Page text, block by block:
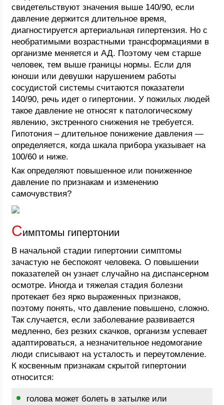
свидетельствуют значения выше 140/90, если
давление держится длительное время,
диагностируется артериальная гипертензия. Но с
необратимыми возрастными трансформациями в
организме меняется и АД. Поэтому чем старше
человек, тем выше границы нормы. Если для
юноши или девушки нарушением работы
сосудистой системы считаются показатели
140/90, речь идет о гипертонии. У пожилых людей
такое давление не относят к патологическому
явлению, экстренного снижения не требуется.
Гипотония – длительное понижение давления —
определяется, когда шкала прибора указывает на
100/60 и ниже.
Как определяют повышенное или пониженное
давление по признакам и изменению
самочувствия?
Симптомы гипертонии
В начальной стадии гипертонии симптомы
зачастую не беспокоят человека. О повышении
показателей он узнает случайно на диспансерном
осмотре. Иногда и тяжелая стадия болезни
протекает без ярко выраженных признаков,
поэтому понять, что давление повышено, сложно.
Так случается, если заболевание развивается
медленно, без резких скачков, организм успевает
адаптироваться, а незначительное недомогание
люди списывают на усталость и переутомление.
К косвенным признакам скрытой гипертонии
относится:
голова может болеть в затылке или